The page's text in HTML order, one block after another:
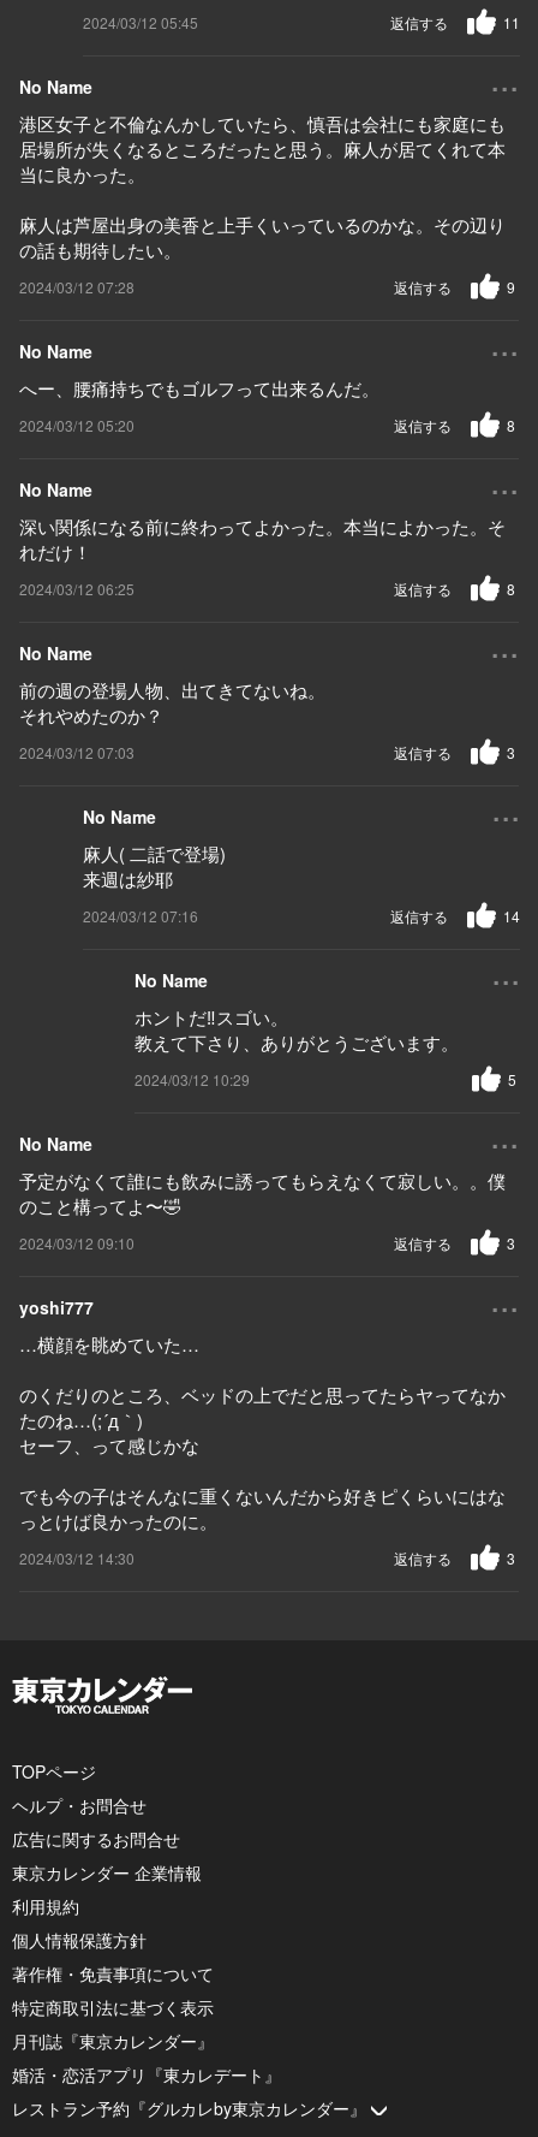
2024/03/12 05:45 11
返信する
No Name ...
港区女子と不倫なんかしていたら、慎吾は会社にも家庭にも
居場所が失くなるところだったと思う。麻人が居てくれて本
当に良かった。
麻人は芦屋出身の美香と上手くいっているのかな。その辺り
の話も期待したい。
2024/03/12 07:28 9
返信する
No Name ...
へー、腰痛持ちでもゴルフって出来るんだ。
2024/03/12 05:20 8
返信する
No Name ...
深い関係になる前に終わってよかった。本当によかった。そ
れだけ！
2024/03/12 06:25 8
返信する
No Name ...
前の週の登場人物、出てきてないね。
それやめたのか？
2024/03/12 07:03 3
返信する
No Name ...
麻人( 二話で登場)
来週は紗耶
2024/03/12 07:16 14
返信する
No Name ...
ホントだ‼️スゴい。
教えて下さり、ありがとうございます。
2024/03/12 10:29 5
No Name ...
予定がなくて誰にも飲みに誘ってもらえなくて寂しい。。僕
のこと構ってよ〜🤣
2024/03/12 09:10 3
返信する
yoshi777 ...
…横顔を眺めていた…
のくだりのところ、ベッドの上でだと思ってたらヤってなか
たのね…(;´д｀)
セーフ、って感じかな
でも今の子はそんなに重くないんだから好きピくらいにはな
っとけば良かったのに。
2024/03/12 14:30 3
返信する
TOPページ
ヘルプ・お問合せ
広告に関するお問合せ
東京カレンダー 企業情報
利用規約
個人情報保護方針
著作権・免責事項について
特定商取引法に基づく表示
月刊誌『東京カレンダー』
婚活・恋活アプリ『東カレデート』
レストラン予約『グルカレby東京カレンダー』